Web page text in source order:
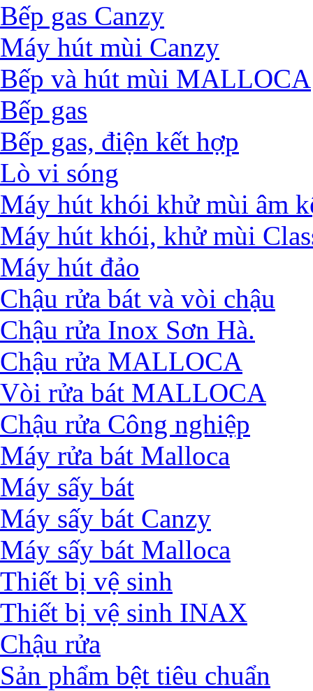
Bếp gas Canzy
Máy hút mùi Canzy
Bếp và hút mùi MALLOCA
Bếp gas
Bếp gas, điện kết hợp
Lò vi sóng
Máy hút khói khử mùi âm
Máy hút khói, khử mùi
Máy hút đảo
Chậu rửa bát và vòi chậu
Chậu rửa Inox Sơn Hà.
Chậu rửa MALLOCA
Vòi rửa bát MALLOCA
Chậu rửa Công nghiệp
Máy rửa bát Malloca
Máy sấy bát
Máy sấy bát Canzy
Máy sấy bát Malloca
Thiết bị vệ sinh
Thiết bị vệ sinh INAX
Chậu rửa
Sản phẩm bệt tiêu chuẩn